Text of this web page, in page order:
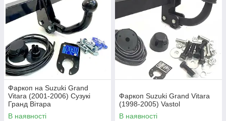
Фаркоп на Suzuki Grand
Vitara (2001-2006) Сузукі
Гранд Вітара
В наявності
Фаркоп Suzuki Grand Vitara
(1998-2005) Vastol
В наявності